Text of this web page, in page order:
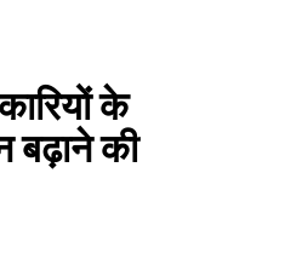
के
बढ़ाने की